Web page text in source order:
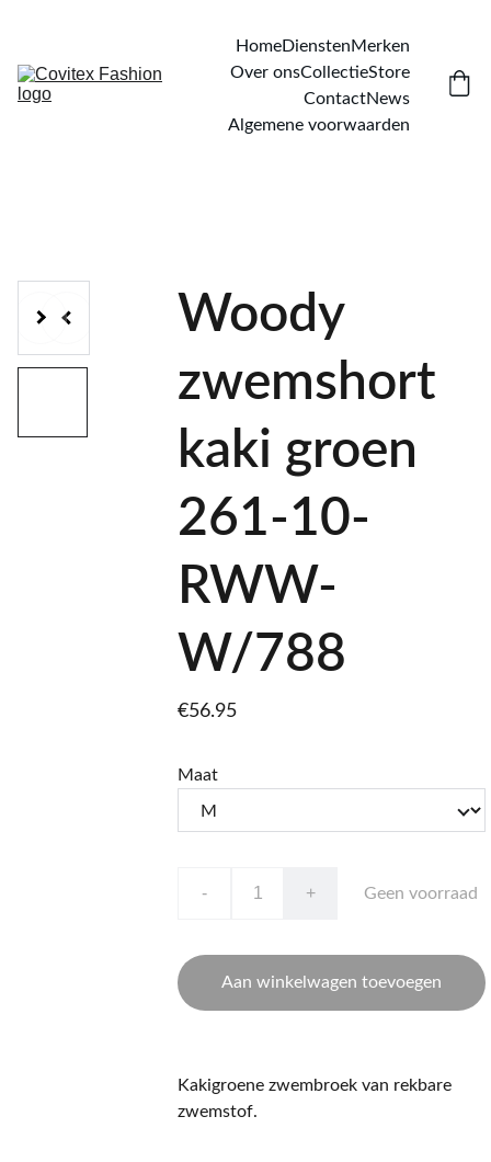
HomeDienstenMerken
Over onsCollectieStore
ContactNews
Algemene voorwaarden
Woody
zwemshort
kaki groen
261-10-
RWW-
W/788
€56.95
Maat
- + Geen voorraad
Aan winkelwagen toevoegen
Kakigroene zwembroek van rekbare
zwemstof.